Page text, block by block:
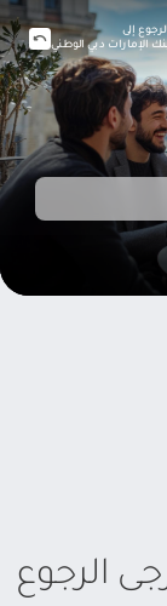
إلى
الإمارات دبي الوطني
الرجوع